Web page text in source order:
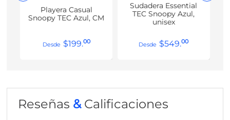
Playera Casual
Snoopy TEC Azul, CM
$199.00
Sudadera Essential
TEC Snoopy Azul,
unisex
$549.00
Reseñas &Calificaciones